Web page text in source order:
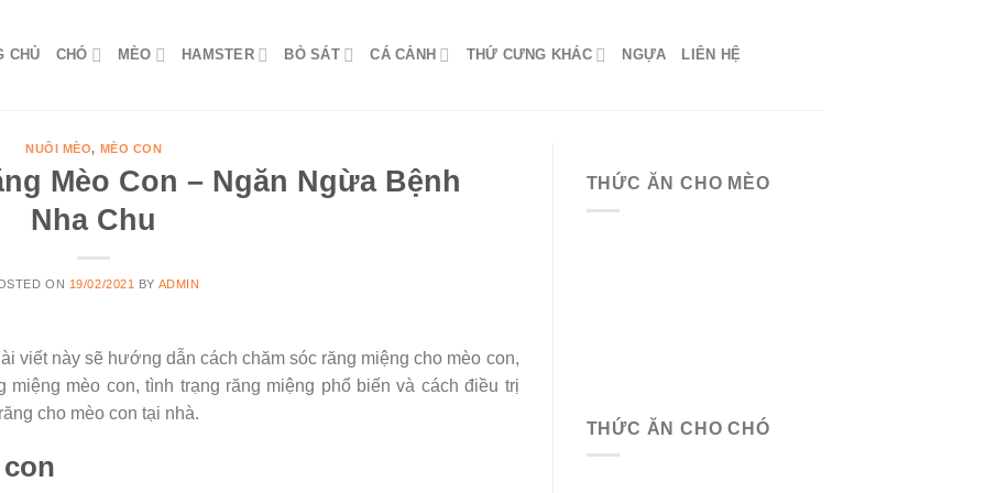
CHỦ CHÓ MÈO HAMSTER BÒ SÁT CÁ CẢNH THỨ CƯNG KHÁC NGỰA LIÊN HỆ
NUÔI MÈO, MÈO CON
Mèo Con – Ngăn Ngừa Bệnh
Nha Chu
ON 19/02/2021 BY ADMIN
viết này sẽ hướng dẫn cách chăm sóc răng miệng cho mèo con,
mèo con, tình trạng răng miệng phổ biến và cách điều trị
cho mèo con tại nhà.
THỨC ĂN CHO MÈO
THỨC ĂN CHO CHÓ